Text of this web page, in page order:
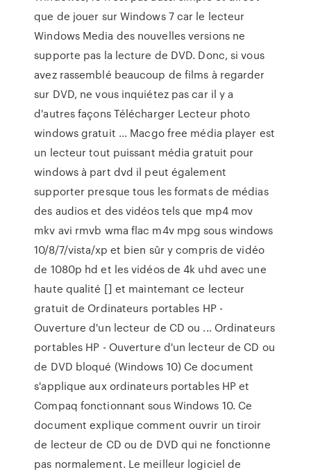
que de jouer sur Windows 7 car le lecteur
Windows Media des nouvelles versions ne
supporte pas la lecture de DVD. Donc, si vous
avez rassemblé beaucoup de films à regarder
sur DVD, ne vous inquiétez pas car il y a
d'autres façons Télécharger Lecteur photo
windows gratuit ... Macgo free média player est
un lecteur tout puissant média gratuit pour
windows à part dvd il peut également
supporter presque tous les formats de médias
des audios et des vidéos tels que mp4 mov
mkv avi rmvb wma flac m4v mpg sous windows
10/8/7/vista/xp et bien sûr y compris de vidéo
de 1080p hd et les vidéos de 4k uhd avec une
haute qualité [] et maintemant ce lecteur
gratuit de Ordinateurs portables HP -
Ouverture d'un lecteur de CD ou ... Ordinateurs
portables HP - Ouverture d'un lecteur de CD ou
de DVD bloqué (Windows 10) Ce document
s'applique aux ordinateurs portables HP et
Compaq fonctionnant sous Windows 10. Ce
document explique comment ouvrir un tiroir
de lecteur de CD ou de DVD qui ne fonctionne
pas normalement. Le meilleur logiciel de